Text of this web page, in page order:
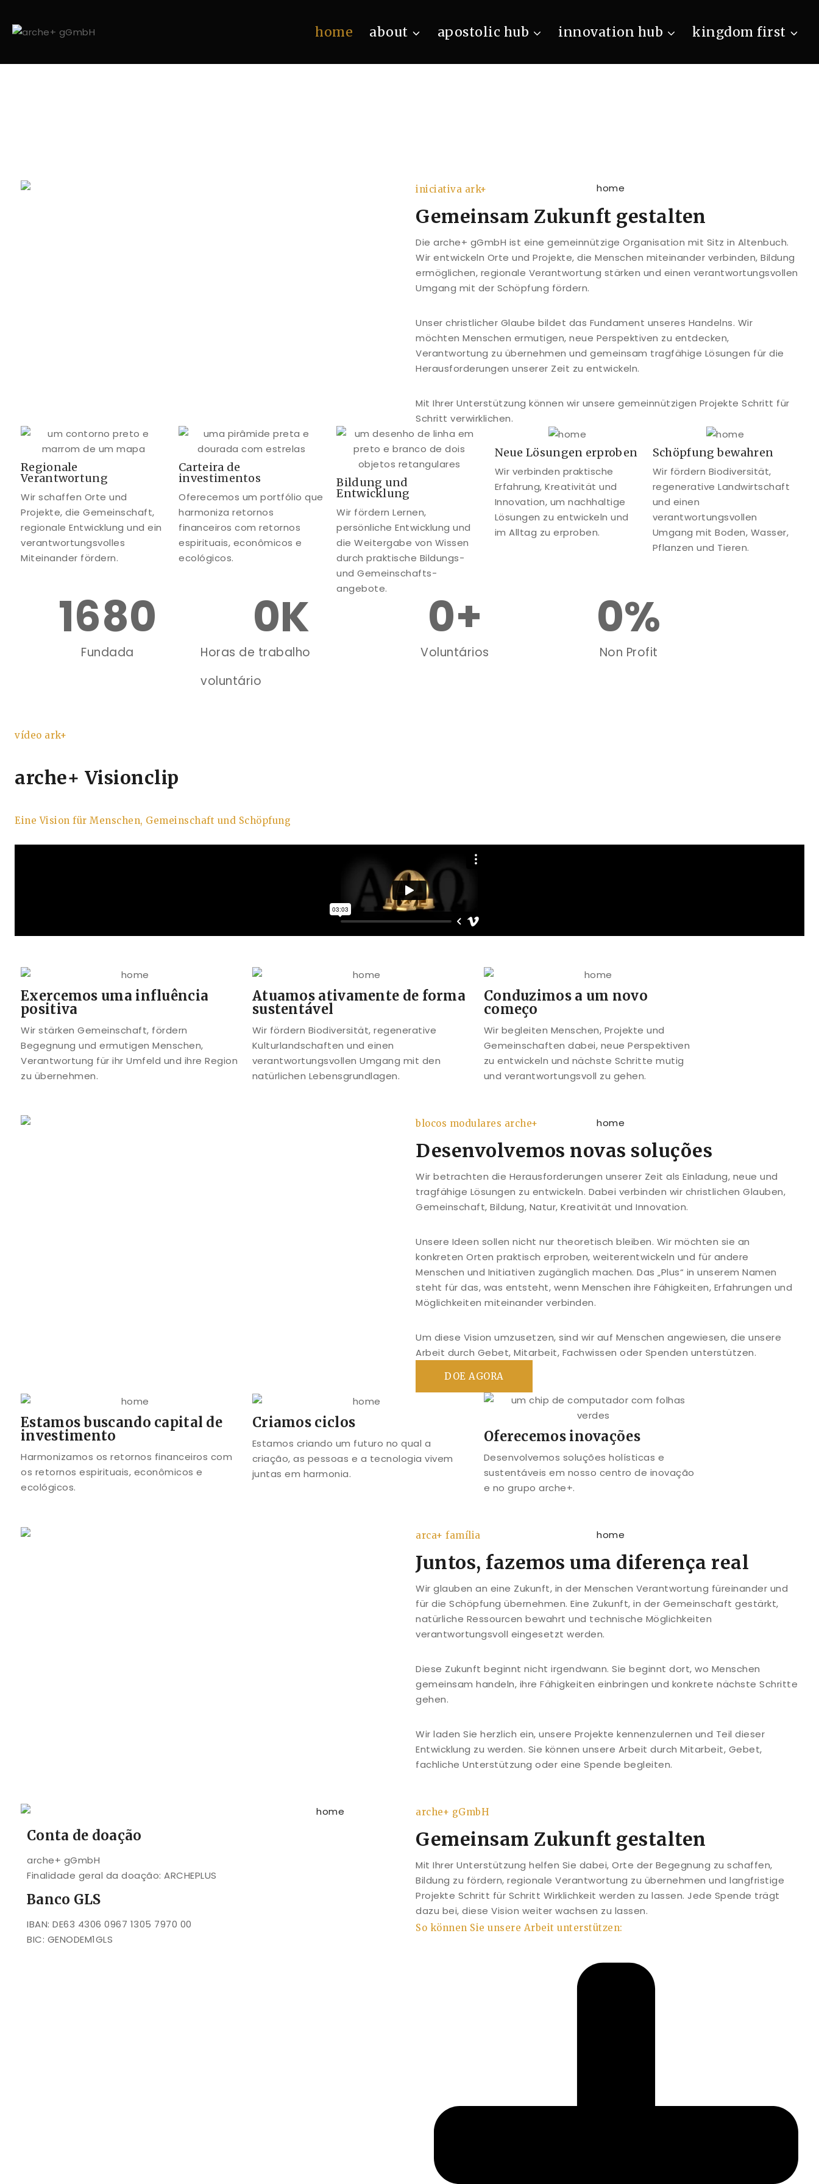
home about apostolic hub innovation hub kingdom first
iniciativa ark+
Gemeinsam Zukunft gestalten
Die arche+ gGmbH ist eine gemeinnützige Organisation mit Sitz in Altenbuch.
Wir entwickeln Orte und Projekte, die Menschen miteinander verbinden, Bildung
ermöglichen, regionale Verantwortung stärken und einen verantwortungsvollen
Umgang mit der Schöpfung fördern.
Unser christlicher Glaube bildet das Fundament unseres Handelns. Wir
möchten Menschen ermutigen, neue Perspektiven zu entdecken,
Verantwortung zu übernehmen und gemeinsam tragfähige Lösungen für die
Herausforderungen unserer Zeit zu entwickeln.
Mit Ihrer Unterstützung können wir unsere gemeinnützigen Projekte Schritt für
Schritt verwirklichen.
Regionale
Verantwortung
Wir schaffen Orte und
Projekte, die Gemeinschaft,
regionale Entwicklung und ein
verantwortungsvolles
Miteinander fördern.
Carteira de
investimentos
Oferecemos um portfólio que
harmoniza retornos
financeiros com retornos
espirituais, econômicos e
ecológicos.
Bildung und
Entwicklung
Wir fördern Lernen,
persönliche Entwicklung und
die Weitergabe von Wissen
durch praktische Bildungs-
und Gemeinschafts-
angebote.
Neue Lösungen erproben
Wir verbinden praktische
Erfahrung, Kreativität und
Innovation, um nachhaltige
Lösungen zu entwickeln und
im Alltag zu erproben.
Schöpfung bewahren
Wir fördern Biodiversität,
regenerative Landwirtschaft
und einen
verantwortungsvollen
Umgang mit Boden, Wasser,
Pflanzen und Tieren.
Fundada
1680
Horas de trabalho
voluntário
0K
Voluntários
0+
Non Profit
0%
vídeo ark+
arche+ Visionclip
Eine Vision für Menschen, Gemeinschaft und Schöpfung
Exercemos uma influência
positiva
Wir stärken Gemeinschaft, fördern
Begegnung und ermutigen Menschen,
Verantwortung für ihr Umfeld und ihre Region
zu übernehmen.
Atuamos ativamente de forma
sustentável
Wir fördern Biodiversität, regenerative
Kulturlandschaften und einen
verantwortungsvollen Umgang mit den
natürlichen Lebensgrundlagen.
Conduzimos a um novo
começo
Wir begleiten Menschen, Projekte und
Gemeinschaften dabei, neue Perspektiven
zu entwickeln und nächste Schritte mutig
und verantwortungsvoll zu gehen.
blocos modulares arche+
Desenvolvemos novas soluções
Wir betrachten die Herausforderungen unserer Zeit als Einladung, neue und
tragfähige Lösungen zu entwickeln. Dabei verbinden wir christlichen Glauben,
Gemeinschaft, Bildung, Natur, Kreativität und Innovation.
Unsere Ideen sollen nicht nur theoretisch bleiben. Wir möchten sie an
konkreten Orten praktisch erproben, weiterentwickeln und für andere
Menschen und Initiativen zugänglich machen. Das „Plus“ in unserem Namen
steht für das, was entsteht, wenn Menschen ihre Fähigkeiten, Erfahrungen und
Möglichkeiten miteinander verbinden.
Um diese Vision umzusetzen, sind wir auf Menschen angewiesen, die unsere
Arbeit durch Gebet, Mitarbeit, Fachwissen oder Spenden unterstützen.
DOE AGORA
Estamos buscando capital de
investimento
Harmonizamos os retornos financeiros com
os retornos espirituais, econômicos e
ecológicos.
Criamos ciclos
Estamos criando um futuro no qual a
criação, as pessoas e a tecnologia vivem
juntas em harmonia.
Oferecemos inovações
Desenvolvemos soluções holísticas e
sustentáveis em nosso centro de inovação
e no grupo arche+.
arca+ família
Juntos, fazemos uma diferença real
Wir glauben an eine Zukunft, in der Menschen Verantwortung füreinander und
für die Schöpfung übernehmen. Eine Zukunft, in der Gemeinschaft gestärkt,
natürliche Ressourcen bewahrt und technische Möglichkeiten
verantwortungsvoll eingesetzt werden.
Diese Zukunft beginnt nicht irgendwann. Sie beginnt dort, wo Menschen
gemeinsam handeln, ihre Fähigkeiten einbringen und konkrete nächste Schritte
gehen.
Wir laden Sie herzlich ein, unsere Projekte kennenzulernen und Teil dieser
Entwicklung zu werden. Sie können unsere Arbeit durch Mitarbeit, Gebet,
fachliche Unterstützung oder eine Spende begleiten.
Conta de doação
arche+ gGmbH
Finalidade geral da doação: ARCHEPLUS
Banco GLS
IBAN: DE63 4306 0967 1305 7970 00
BIC: GENODEM1GLS
arche+ gGmbH
Gemeinsam Zukunft gestalten
Mit Ihrer Unterstützung helfen Sie dabei, Orte der Begegnung zu schaffen,
Bildung zu fördern, regionale Verantwortung zu übernehmen und langfristige
Projekte Schritt für Schritt Wirklichkeit werden zu lassen. Jede Spende trägt
dazu bei, diese Vision weiter wachsen zu lassen.
So können Sie unsere Arbeit unterstützen: